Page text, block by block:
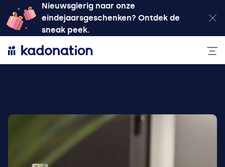
Nieuwsgierig naar onze
eindejaarsgeschenken? Ontdek de
sneak peek.